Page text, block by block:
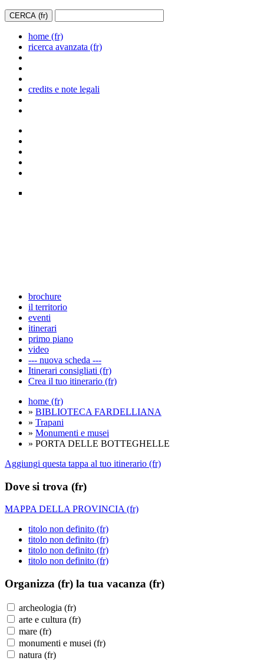
home (fr)
ricerca avanzata (fr)
credits e note legali
brochure
il territorio
eventi
itinerari
primo piano
video
--- nuova scheda ---
Itinerari consigliati (fr)
Crea il tuo itinerario (fr)
home (fr)
» BIBLIOTECA FARDELLIANA
» Trapani
» Monumenti e musei
» PORTA DELLE BOTTEGHELLE
Aggiungi questa tappa al tuo itinerario (fr)
Dove si trova (fr)
MAPPA DELLA PROVINCIA (fr)
titolo non definito (fr)
titolo non definito (fr)
titolo non definito (fr)
titolo non definito (fr)
Organizza (fr) la tua vacanza (fr)
archeologia (fr)
arte e cultura (fr)
mare (fr)
monumenti e musei (fr)
natura (fr)